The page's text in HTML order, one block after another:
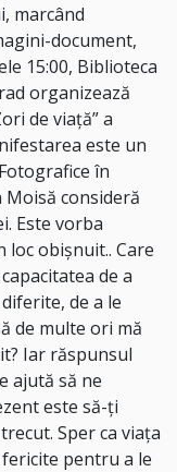
marcând
document,
15:00, Biblioteca
organizează
de viață” a
este un
în
Moisă consideră
Este vorba
obișnuit.. Care
de a
de a le
de multe ori mă
Iar răspunsul
ajută să ne
este să-ți
Sper ca viața
pentru a le